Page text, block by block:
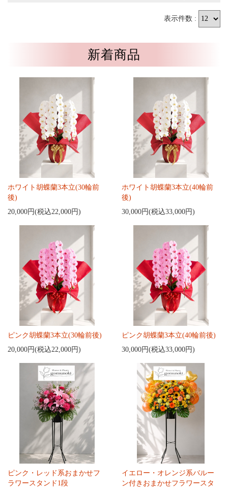
表示件数 :
新着商品
ホワイト胡蝶蘭3本立(30輪前
後)
20,000円(税込22,000円)
ホワイト胡蝶蘭3本立(40輪前
後)
30,000円(税込33,000円)
ピンク胡蝶蘭3本立(30輪前後)
20,000円(税込22,000円)
ピンク胡蝶蘭3本立(40輪前後)
30,000円(税込33,000円)
ピンク・レッド系おまかせフ
ラワースタンド1段
イエロー・オレンジ系バルー
ン付きおまかせフラワースタ